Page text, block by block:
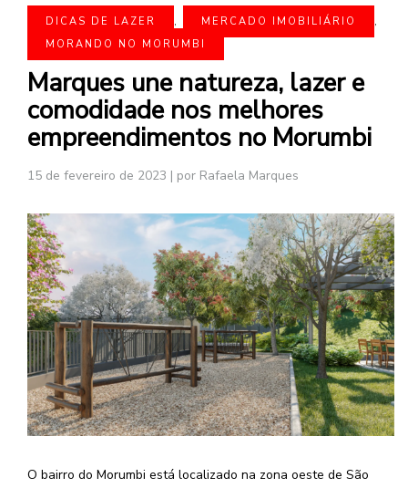
DICAS DE LAZER , MERCADO IMOBILIÁRIO
,
MORANDO NO MORUMBI
Marques une natureza, lazer e
comodidade nos melhores
empreendimentos no Morumbi
15 de fevereiro de 2023 | por Rafaela Marques
O bairro do Morumbi está localizado na zona oeste de São